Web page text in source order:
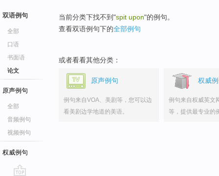
双语例句
全部
口语
书面语
论文
原声例句
全部
音频例句
视频例句
权威例句
当前分类下找不到"spit upon"的例句。
查看双语例句下的全部例句
或者看看其他分类：
原声例句
例句来自VOA、美剧等，您可以边
看美剧边学地道的美语。
权威
例句来自权威英文
等，提供最专业的